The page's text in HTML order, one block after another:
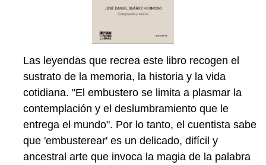
Las leyendas que recrea este libro recogen el
sustrato de la memoria, la historia y la vida
cotidiana. "El embustero se limita a plasmar la
contemplación y el deslumbramiento que le
entrega el mundo". Por lo tanto, el cuentista sabe
que 'embusterear' es un delicado, difícil y
ancestral arte que invoca la magia de la palabra